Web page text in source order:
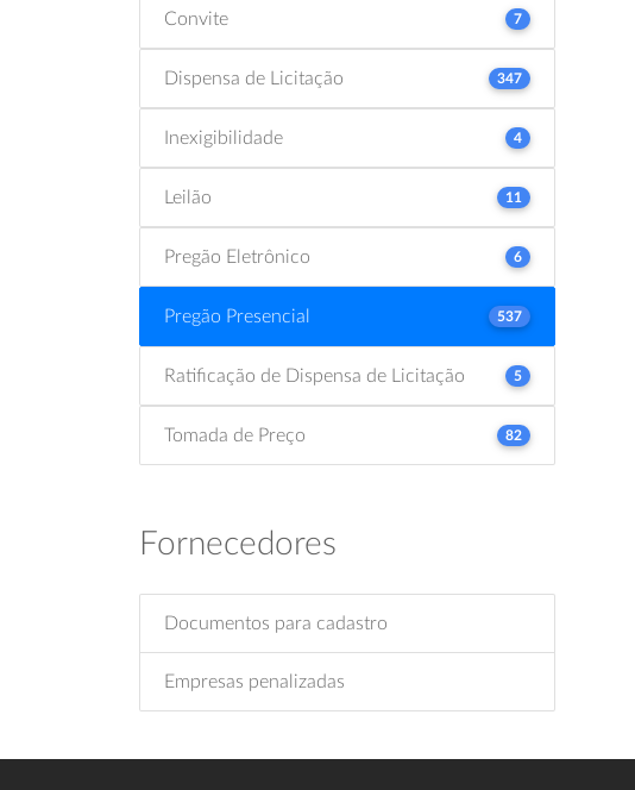
Convite 7
Dispensa de Licitação 347
Inexigibilidade 4
Leilão 11
Pregão Eletrônico 6
Pregão Presencial 537
Ratificação de Dispensa de Licitação 5
Tomada de Preço 82
Fornecedores
Documentos para cadastro
Empresas penalizadas